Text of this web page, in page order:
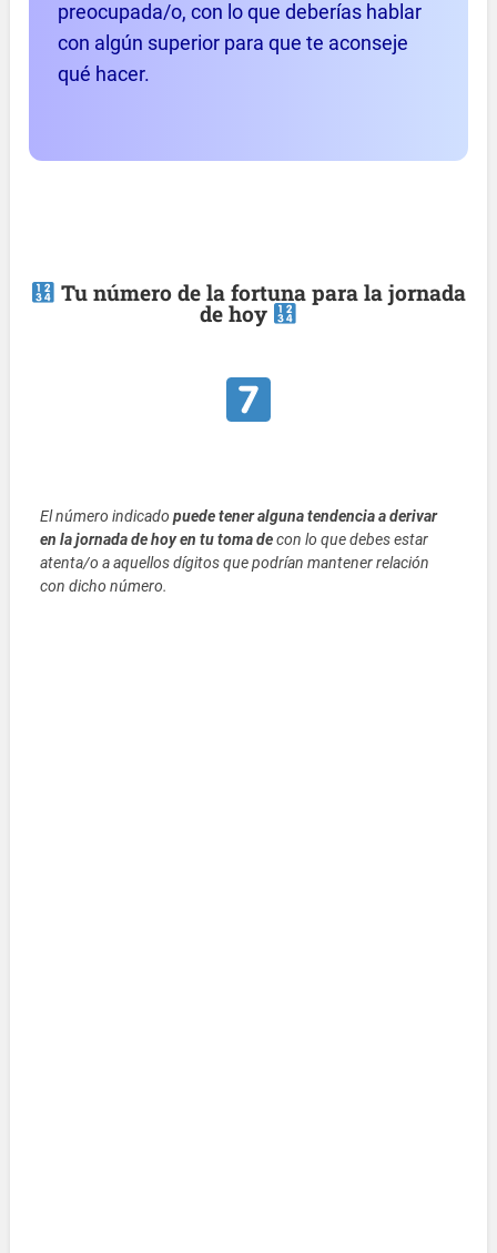
preocupada/o, con lo que deberías hablar
con algún superior para que te aconseje
qué hacer.
Tu número de la fortuna para la jornada
de hoy
El número indicadopuede tener alguna tendencia a derivar
en la jornada de hoy en tu toma decon lo que debes estar
atenta/o a aquellos dígitos que podrían mantener relación
con dicho número.